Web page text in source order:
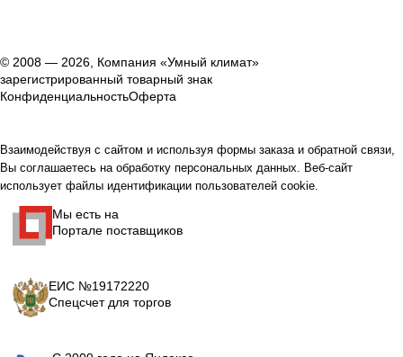
© 2008 — 2026, Компания «Умный климат»
зарегистрированный товарный знак
КонфиденциальностьОферта
Взаимодействуя с сайтом и используя формы заказа и обратной связи,
Вы соглашаетесь на обработку персональных данных. Веб-сайт
использует файлы идентификации пользователей cookie.
Мы есть на
Портале поставщиков
ЕИС №19172220
Спецсчет для торгов